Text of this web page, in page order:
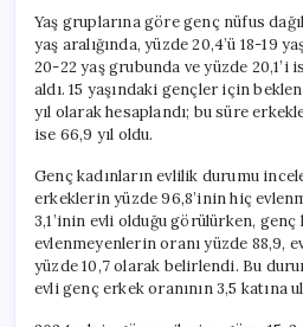
Yaş gruplarına göre genç nüfus
yaş aralığında, yüzde 20,4’ü 18-19
20-22 yaş grubunda ve yüzde 20,1’i
aldı. 15 yaşındaki gençler için
yıl olarak hesaplandı; bu süre
ise 66,9 yıl oldu.
Genç kadınların evlilik durumu
erkeklerin yüzde 96,8’inin hiç
3,1’inin evli olduğu görülürken, genç
evlenmeyenlerin oranı yüzde 88,9,
yüzde 10,7 olarak belirlendi. Bu
evli genç erkek oranının 3,5 katına